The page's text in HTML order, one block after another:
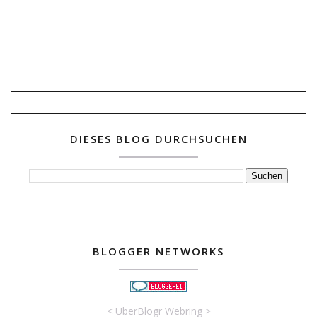
DIESES BLOG DURCHSUCHEN
BLOGGER NETWORKS
< UberBlogr Webring >